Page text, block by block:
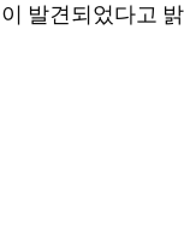
발견되었다고